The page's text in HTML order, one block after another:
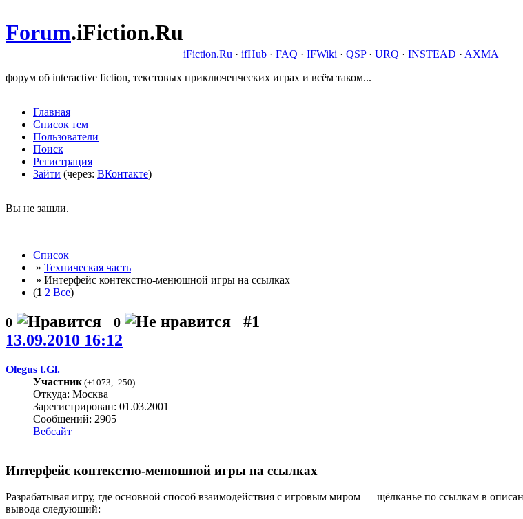
Forum.iFiction.Ru
iFiction.Ru · ifHub · FAQ · IFWiki · QSP· URQ · INSTEAD · AXMA
форум об interactive fiction, текстовых приключенческих играх и всём таком...
Главная
Список тем
Пользователи
Поиск
Регистрация
Зайти (через: ВКонтакте)
Вы не зашли.
Список
» Техническая часть
» Интерфейс контекстно-менюшной игры на ссылках
(1 2 Все)
0 0
#1
13.09.2010 16:12
Olegus t.Gl.
Участник (+1073 -250)
Откуда: Москва
Зарегистрирован: 01.03.2001
Сообщений: 2905
Вебсайт
Интерфейс контекстно-менюшной игры на ссылках
Разрабатывая игру, где основной способ взаимодействия с игровым миром — щёлканье по ссылкам в
вывода следующий: